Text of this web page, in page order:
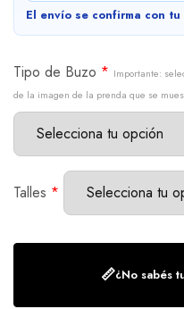
El envío se confirma con
Tipo de Buzo * Importante:
de la imagen de la prenda que se
Talles *
📏¿No sabés